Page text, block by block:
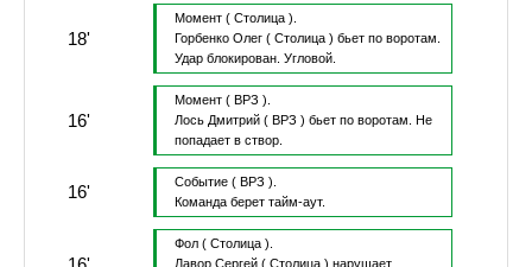
18'
Момент ( Столица ).
Горбенко Олег( Столица ) бьет по воротам.
Удар блокирован. Угловой.
16'
Момент ( ВРЗ ).
Лось Дмитрий( ВРЗ ) бьет по воротам.
Не
попадает в створ.
16' Событие ( ВРЗ ).
Команда берет тайм-аут.
Фол ( Столица ).
Лавор Сергей( Столица ) нарушает